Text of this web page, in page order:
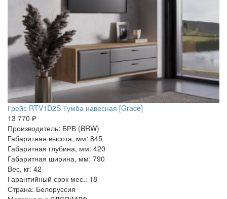
Грейс RTV1D2S Тумба навесная [Grace]
13 770 ₽
Производитель: БРВ (BRW)
Габаритная высота, мм: 845
Габаритная глубина, мм: 420
Габаритная ширина, мм: 790
Вес, кг: 42
Гарантийный срок мес.: 18
Страна: Белоруссия